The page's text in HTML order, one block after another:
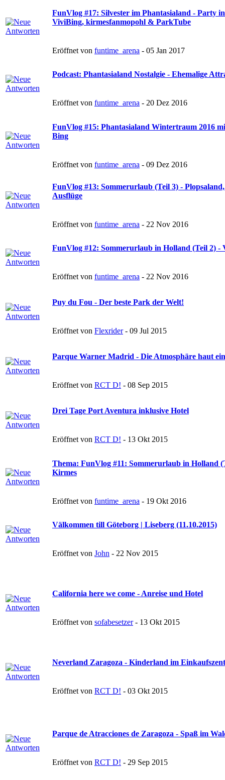
FunVlog #17: Silvester im Phantasialand - Party
ViviBing, kirmesfanmopohl & ParkTube
Eröffnet von funtime_arena - 05 Jan 2017
Podcast: Phantasialand Nostalgie - Ehemalige
Eröffnet von funtime_arena - 20 Dez 2016
FunVlog #15: Phantasialand Wintertraum 2016
Bing
Eröffnet von funtime_arena - 09 Dez 2016
FunVlog #13: Sommerurlaub (Teil 3) -
Ausflüge
Eröffnet von funtime_arena - 22 Nov 2016
FunVlog #12: Sommerurlaub in Holland (Teil 2) -
Eröffnet von funtime_arena - 22 Nov 2016
Puy du Fou - Der beste Park der Welt!
Eröffnet von Flexrider- 09 Jul 2015
Parque Warner Madrid - Die Atmosphäre haut
Eröffnet von RCT D! - 08 Sep 2015
Drei Tage Port Aventura inklusive Hotel
Eröffnet von RCT D! - 13 Okt 2015
Thema: FunVlog #11: Sommerurlaub in Holland
Kirmes
Eröffnet von funtime_arena - 19 Okt 2016
Välkommen till Göteborg | Liseberg (11.10.2015)
Eröffnet von John - 22 Nov 2015
California here we come - Anreise und Hotel
Eröffnet von sofabesetzer- 13 Okt 2015
Neverland Zaragoza - Kinderland im
Eröffnet von RCT D! - 03 Okt 2015
Parque de Atracciones de Zaragoza - Spaß im
Eröffnet von RCT D! - 29 Sep 2015